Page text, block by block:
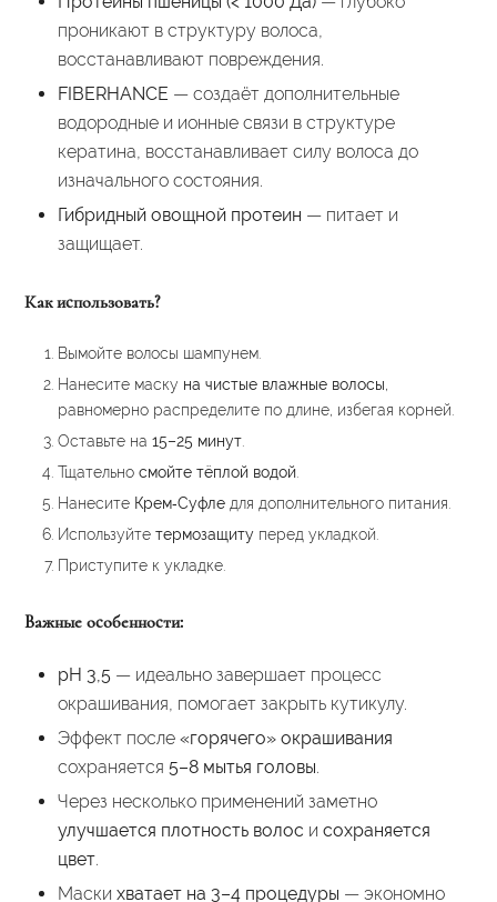
проникают в структуру волоса,
восстанавливают повреждения.
FIBERHANCE — создаёт дополнительные
водородные и ионные связи в структуре
кератина, восстанавливает силу волоса до
изначального состояния.
Гибридный овощной протеин — питает и
защищает.
Как использовать?
Вымойте волосы шампунем.
Нанесите маску на чистые влажные волосы,
равномерно распределите по длине, избегая корней.
Оставьте на 15–25 минут.
Тщательно смойте тёплой водой.
Нанесите Крем‑Суфледля дополнительного питания.
Используйте термозащитуперед укладкой.
Приступите к укладке.
Важные особенности:
pH 3,5 — идеально завершает процесс
окрашивания, помогает закрыть кутикулу.
Эффект после «горячего» окрашивания
сохраняется 5–8 мытья головы.
Через несколько применений заметно
улучшается плотность волос и сохраняется
цвет.
Маски хватает на 3–4 процедуры — экономно